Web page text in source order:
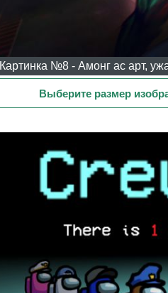
Картинка №8 - Амонг ас арт,